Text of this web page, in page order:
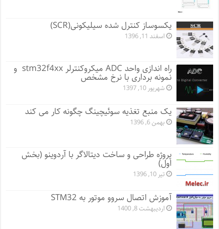
یکسوساز کنترل شده سیلیکونی(SCR)
اسفند 11, 1396
راه اندازی واحد ADC میکروکنترلر stm32f4xx و
نمونه برداری با نرخ مشخص
شهریور 10, 1397
یک منبع تغذیه سوئیچینگ چگونه کار می کند
بهمن 6, 1396
پروژه طراحی و ساخت دیتالاگر با آردوینو (بخش
اول)
تیر 10, 1396
آموزش اتصال سروو موتور به STM32
اردیبهشت 8, 1400